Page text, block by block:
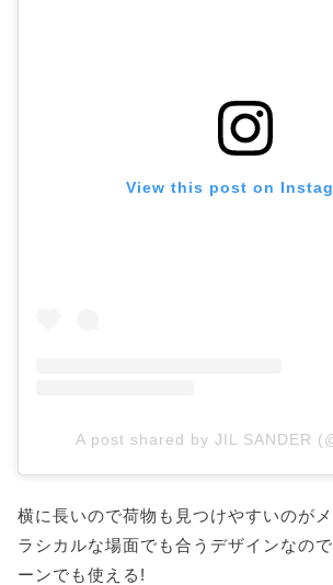
View this post on
A post shared by JIL SANDER
横に長いので荷物も見つけやすいのが
ラシカルな場面でも合うデザインなの
ーンでも使える!